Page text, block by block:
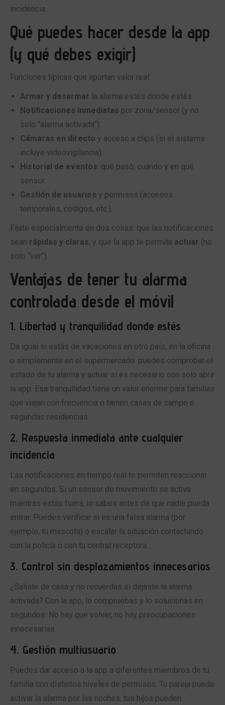
incidencia.
Qué puedes hacer desde la app
(y qué debes exigir)
Funciones típicas que aportan valor real:
Armar y desarmar la alarma estés donde estés.
Notificaciones inmediatas por zona/sensor (y no
solo “alarma activada”).
Cámaras en directo y acceso a clips (si el sistema
incluye videovigilancia).
Historial de eventos: qué pasó, cuándo y en qué
sensor.
Gestión de usuarios y permisos (accesos
temporales, códigos, etc.).
Fíjate especialmente en dos cosas: que las notificaciones
sean rápidas y claras, y que la app te permita actuar (no
solo “ver”).
Ventajas de tener tu alarma
controlada desde el móvil
1. Libertad y tranquilidad donde estés
Da igual si estás de vacaciones en otro país, en la oficina
o simplemente en el supermercado: puedes comprobar el
estado de tu alarma y actuar si es necesario con solo abrir
la app. Esa tranquilidad tiene un valor enorme para familias
que viajan con frecuencia o tienen casas de campo o
segundas residencias.
2. Respuesta inmediata ante cualquier
incidencia
Las notificaciones en tiempo real te permiten reaccionar
en segundos. Si un sensor de movimiento se activa
mientras estás fuera, lo sabes antes de que nadie pueda
entrar. Puedes verificar si es una falsa alarma (por
ejemplo, tu mascota) o escalar la situación contactando
con la policía o con tu central receptora.
3. Control sin desplazamientos innecesarios
¿Saliste de casa y no recuerdas si dejaste la alarma
activada? Con la app, lo compruebas y lo solucionas en
segundos. No hay que volver, no hay preocupaciones
innecesarias.
4. Gestión multiusuario
Puedes dar acceso a la app a diferentes miembros de tu
familia con distintos niveles de permisos. Tu pareja puede
activar la alarma por las noches, tus hijos pueden